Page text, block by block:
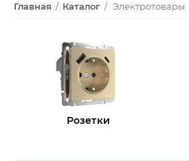
Главная / Каталог / Электротовары
Розетки